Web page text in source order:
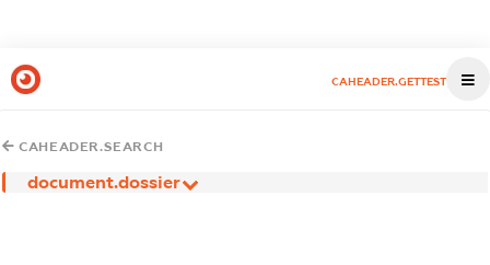
CAHEADER.GETTEST
CAHEADER.SEARCH
document.dossier